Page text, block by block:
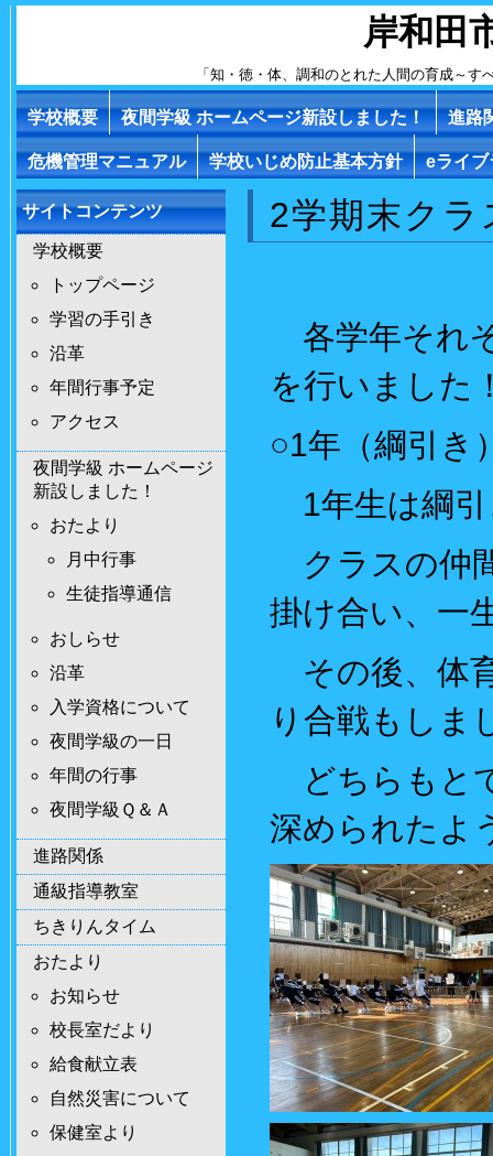
岸和田
「知・徳・体、調和のとれた人間の育成～
学校概要 夜間学級 ホームページ新設しました！ 進路
危機管理マニュアル 学校いじめ防止基本方針 eライブ
サイトコンテンツ
学校概要
トップページ
学習の手引き
沿革
年間行事予定
アクセス
夜間学級 ホームページ
新設しました！
おたより
月中行事
生徒指導通信
おしらせ
沿革
入学資格について
夜間学級の一日
年間の行事
夜間学級Ｑ＆Ａ
進路関係
通級指導教室
ちきりんタイム
おたより
お知らせ
校長室だより
給食献立表
自然災害について
保健室より
2学期末ク
各学年それ
を行いました
○1年（綱引き
1年生は綱引
クラスの仲
掛け合い、一
その後、体
り合戦もしま
どちらもと
深められたよ